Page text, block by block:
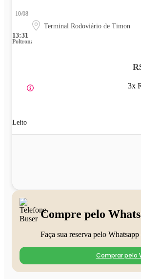
13:31
10/08
Terminal Rodoviário de Timon
Poltrona
Leito
3x
Compre pelo
Faça sua reserva pelo
Comprar pelo